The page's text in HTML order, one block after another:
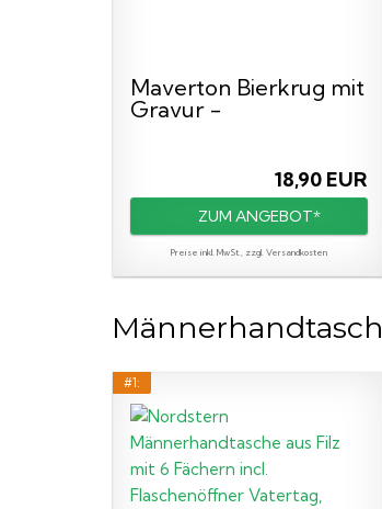
Maverton Bierkrug mit
Gravur -
18,90 EUR
ZUM ANGEBOT*
Preise inkl. MwSt., zzgl. Versandkosten
#1: